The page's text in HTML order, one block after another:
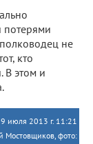
потерями
не
кто
В этом и
9 июля 2013 г. 11:21
Мостовщиков, фото: